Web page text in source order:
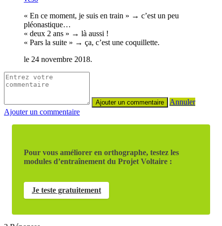
« En ce moment, je suis en train » → c’est un peu
pléonastique…
« deux 2 ans » → là aussi !
« Pars la suite » → ça, c’est une coquillette.
le 24 novembre 2018.
Annuler
Ajouter un commentaire
Pour vous améliorer en orthographe, testez les
modules d’entraînement du Projet Voltaire :
Je teste gratuitement